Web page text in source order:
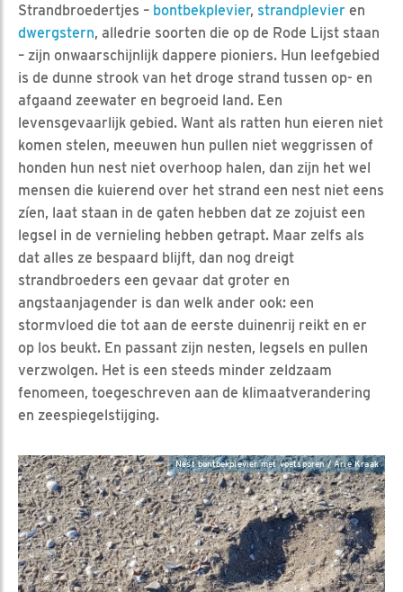
Strandbroedertjes – bontbekplevier, strandplevier en
dwergstern, alledrie soorten die op de Rode Lijst staan
– zijn onwaarschijnlijk dappere pioniers. Hun leefgebied
is de dunne strook van het droge strand tussen op- en
afgaand zeewater en begroeid land. Een
levensgevaarlijk gebied. Want als ratten hun eieren niet
komen stelen, meeuwen hun pullen niet weggrissen of
honden hun nest niet overhoop halen, dan zijn het wel
mensen die kuierend over het strand een nest niet eens
zíen, laat staan in de gaten hebben dat ze zojuist een
legsel in de vernieling hebben getrapt. Maar zelfs als
dat alles ze bespaard blijft, dan nog dreigt
strandbroeders een gevaar dat groter en
angstaanjagender is dan welk ander ook: een
stormvloed die tot aan de eerste duinenrij reikt en er
op los beukt. En passant zijn nesten, legsels en pullen
verzwolgen. Het is een steeds minder zeldzaam
fenomeen, toegeschreven aan de klimaatverandering
en zeespiegelstijging.
Nest bontbekplevier met voetsporen / Arie Kraak